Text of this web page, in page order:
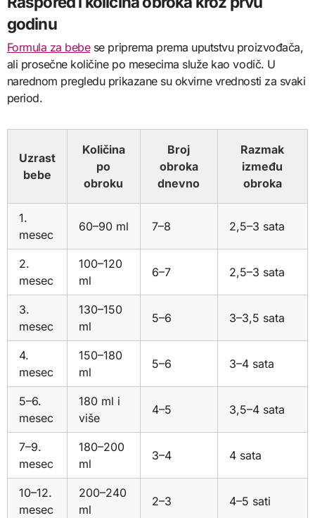
godinu
Formula za bebese priprema prema uputstvu proizvođača,
ali prosečne količine po mesecima služe kao vodič. U
narednom pregledu prikazane su okvirne vrednosti za svaki
period.
Uzrast
bebe
Količina
po
obroku
Broj
obroka
dnevno
Razmak
između
obroka
1.
mesec
60–90 ml 7–8 2,5–3 sata
2.
mesec
100–120
ml
6–7 2,5–3 sata
3.
mesec
130–150
ml
5–6 3–3,5 sata
4.
mesec
150–180
ml
5–6 3–4 sata
5–6.
mesec
180 ml i
više
4–5 3,5–4 sata
7–9.
mesec
180–200
ml
3–4 4 sata
10–12.
mesec
200–240
ml
2–3 4–5 sati